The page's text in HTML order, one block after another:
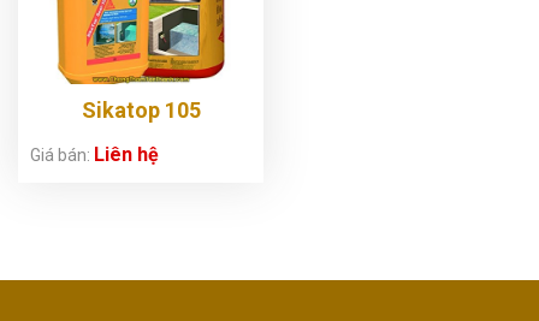
Sikatop 105
Giá bán: Liên hệ